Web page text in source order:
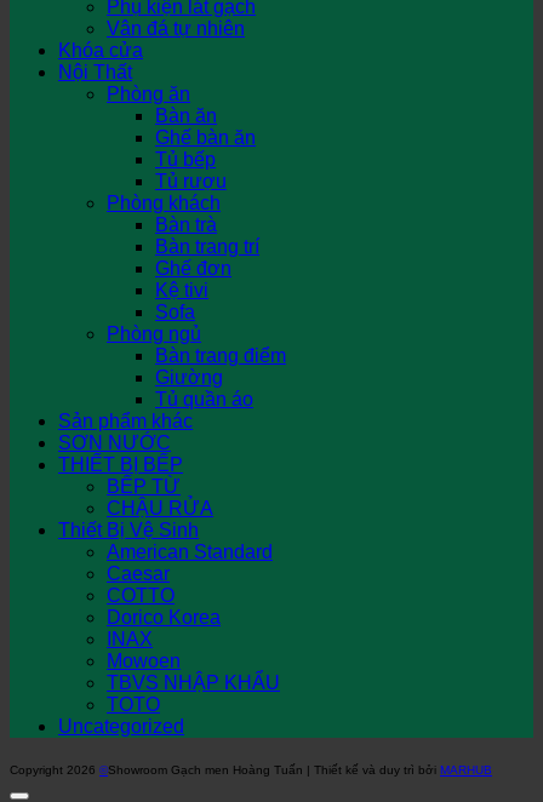
Phụ kiện lát gạch
Vân đá tự nhiên
Khóa cửa
Nội Thất
Phòng ăn
Bàn ăn
Ghế bàn ăn
Tủ bếp
Tủ rượu
Phòng khách
Bàn trà
Bàn trang trí
Ghế đơn
Kệ tivi
Sofa
Phòng ngủ
Bàn trang điểm
Giường
Tủ quần áo
Sản phẩm khác
SƠN NƯỚC
THIẾT BỊ BẾP
BẾP TỪ
CHẬU RỬA
Thiết Bị Vệ Sinh
American Standard
Caesar
COTTO
Dorico Korea
INAX
Mowoen
TBVS NHẬP KHẨU
TOTO
Uncategorized
Copyright 2026 ©Showroom Gạch men Hoàng Tuấn | Thiết kế và duy trì bởi MARHUB